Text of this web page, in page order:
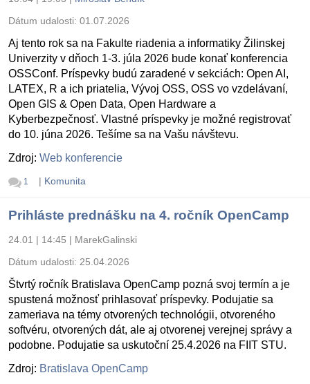
Dátum udalosti: 01.07.2026
Aj tento rok sa na Fakulte riadenia a informatiky Žilinskej
Univerzity v dňoch 1-3. júla 2026 bude konať konferencia
OSSConf. Príspevky budú zaradené v sekciách: Open AI,
LATEX, R a ich priatelia, Vývoj OSS, OSS vo vzdelávaní,
Open GIS & Open Data, Open Hardware a
Kyberbezpečnosť. Vlastné príspevky je možné registrovať
do 10. júna 2026. Tešíme sa na Vašu návštevu.
Zdroj: Web konferencie
1 | Komunita
Prihláste prednášku na 4. ročník OpenCamp
24.01 | 14:45 | MarekGalinski
Dátum udalosti: 25.04.2026
Štvrtý ročník Bratislava OpenCamp pozná svoj termín a je
spustená možnosť prihlasovať príspevky. Podujatie sa
zameriava na témy otvorených technológii, otvoreného
softvéru, otvorených dát, ale aj otvorenej verejnej správy a
podobne. Podujatie sa uskutoční 25.4.2026 na FIIT STU.
Zdroj: Bratislava OpenCamp